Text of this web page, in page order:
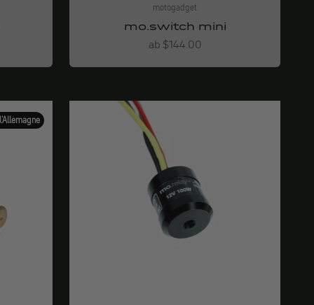
motogadget
mo.switch mini
Angebot
ab $144.00